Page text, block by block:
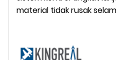
material tidak rusak